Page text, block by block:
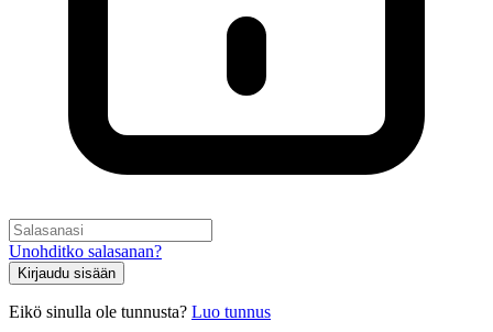
Unohditko salasanan?
Kirjaudu sisään
Eikö sinulla ole tunnusta? Luo tunnus